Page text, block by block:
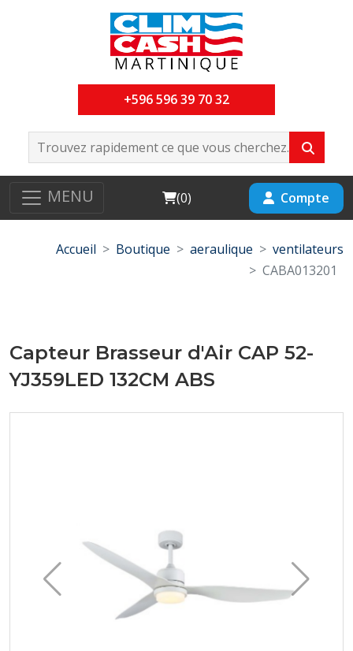
+596 596 39 70 32
MENU Cart
(0) Compte
Accueil Boutique aeraulique
ventilateurs
CABA013201
Capteur Brasseur d'Air CAP 52-
YJ359LED 132CM ABS